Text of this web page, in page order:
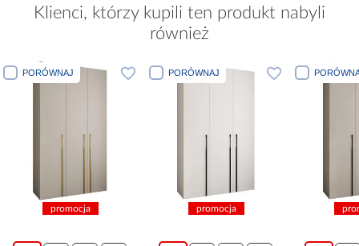
Klienci, którzy kupili ten produkt nabyli
również
PORÓWNAJ
promocja
PORÓWNAJ
promocja